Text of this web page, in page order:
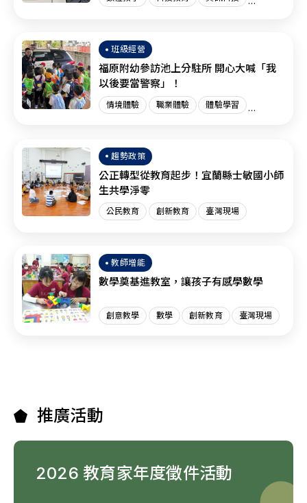
班級經營
福原附幼參訪池上分駐所 開心大喊「我
以後要當警察」！
情境體驗 職業體驗 體驗學習
趨勢政策
公正轉型從教育起步！宜蘭縣士敏國小師
生共學淨零
公民教育 創新教育 臺灣現場
教師增能
數學奠基進教室，讓孩子有感學數學
創意教學 數學 創新教育 臺灣現場
推廣活動
2026 教育家年度徵件活動